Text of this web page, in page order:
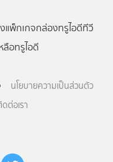
แพ็กเกจกล่องทรูไอดีทีวี
ลือทรูไอดี
นโยบายความเป็นส่วนตัว
ต่อเรา